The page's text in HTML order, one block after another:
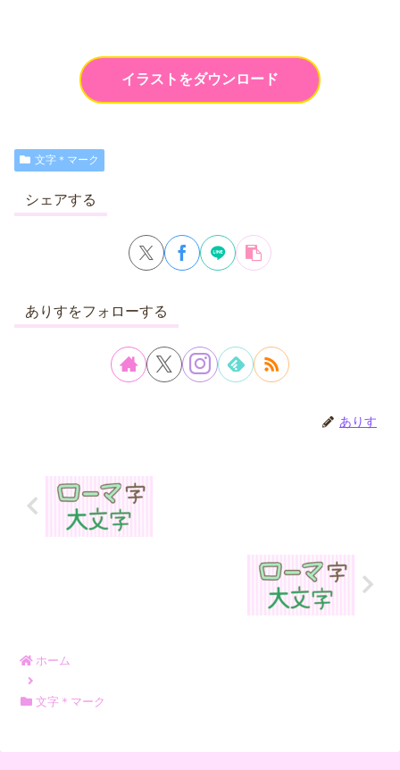
イラストをダウンロード
文字＊マーク
シェアする
ありすをフォローする
ありす
ホーム
文字＊マーク